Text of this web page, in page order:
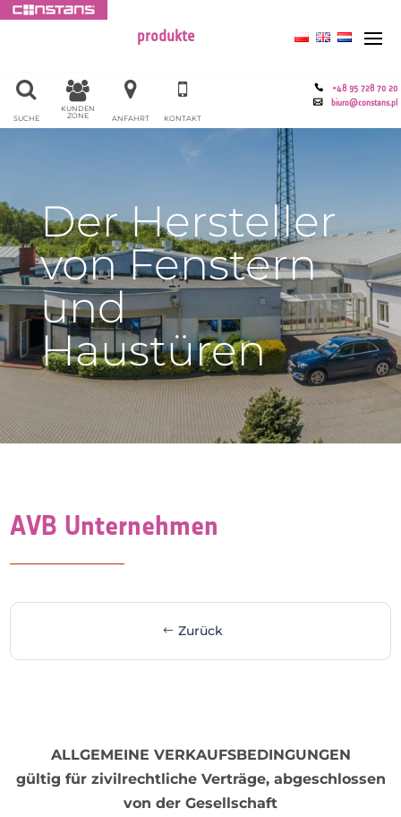
produkte
+48 95 728 70 20
biuro@constans.pl
KONTAKT
ANFAHRT
KUNDEN
ZONE
SUCHE
Der Hersteller
von Fenstern
und
Haustüren
AVB Unternehmen
Zurück
ALLGEMEINE VERKAUFSBEDINGUNGEN
gültig für zivilrechtliche Verträge, abgeschlossen
von der Gesellschaft